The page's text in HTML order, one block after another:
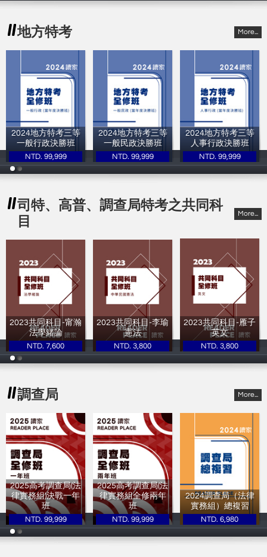
地方特考 More...
2024地方特考三等
一般行政決勝班
讀家補習班
NTD. 99,999
2024地方特考三等
一般民政決勝班
讀家補習班
NTD. 99,999
2024地方特考三等
人事行政決勝班
讀家補習班
NTD. 99,999
司特、高普、調查局特考之共同科
目
More...
2023共同科目-甯瀚
法學緒論
甯瀚
NTD. 7,600
2023共同科目-李瑜
憲法
李瑜
NTD. 3,800
2023共同科目-雁子
英文
雁子
NTD. 3,800
調查局 More...
2025高考調查局(法
律實務組)決戰一年
班
讀家補習班
NTD. 99,999
2025高考調查局(法
律實務組全修兩年
班
讀家補習班
NTD. 99,999
2024調查局（法律
實務組）總複習
讀家補習班
NTD. 6,980